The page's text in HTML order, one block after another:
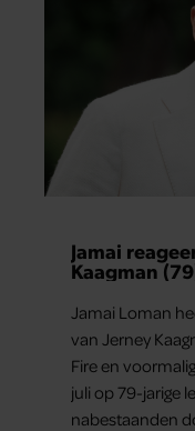
Jamai
Kaagman
Jamai Loman
van Jerney
Fire en
juli op 79-jarige
nabestaanden